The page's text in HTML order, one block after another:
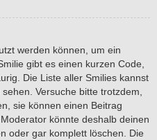
werden können, um ein
gibt es einen kurzen Code,
Die Liste aller Smilies kannst
Versuche bitte trotzdem,
sie können einen Beitrag
könnte deshalb deinen
oder gar komplett löschen. Die